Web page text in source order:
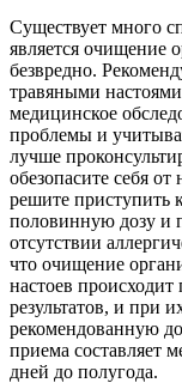
Существует много
является очищение
безвредно.
травяными
медицинское
проблемы и
лучше
обезопасите себя
решите приступить
половинную дозу и
отсутствии
что очищение
настоев
результатов, и при
рекомендованную
приема составляет
дней до полугода.